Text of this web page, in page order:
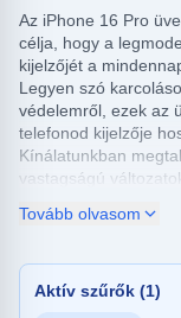
Az iPhone 16 Pro
célja, hogy a
kijelzőjét a
Legyen szó
védelemről, ezek az
telefonod kijelzője
Kínálatunkban
vastagságú
kijelzők technikai
Az iPhone 16 Pro
buborékmentes
során sem kell
Tovább olvasom
Aktív szűrők (1)